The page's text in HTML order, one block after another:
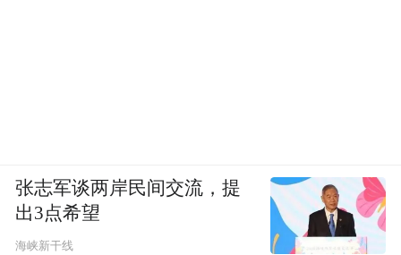
张志军谈两岸民间交流，提
出3点希望
海峡新干线